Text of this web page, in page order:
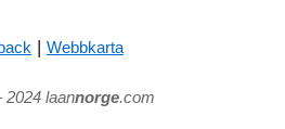
| Webbkarta
laannorge.com